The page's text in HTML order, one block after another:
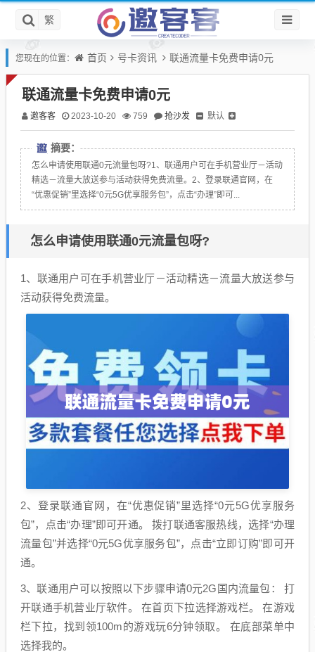
繁
您现在的位置： 首页 号卡资讯 联通流量卡免费申请0元
联通流量卡免费申请0元
邀客客 2023-10-20 759 抢沙发 默认
摘要：
怎么申请使用联通0元流量包呀?1、联通用户可在手机营业厅－活动
精选－流量大放送参与活动获得免费流量。2、登录联通官网，在
“优惠促销”里选择“0元5G优享服务包”，点击“办理”即可...
怎么申请使用联通0元流量包呀?
1、联通用户可在手机营业厅－活动精选－流量大放送参与
活动获得免费流量。
2、登录联通官网，在“优惠促销”里选择“0元5G优享服务
包”，点击“办理”即可开通。 拨打联通客服热线，选择“办理
流量包”并选择“0元5G优享服务包”，点击“立即订购”即可开
通。
3、联通用户可以按照以下步骤申请0元2G国内流量包： 打
开联通手机营业厅软件。 在首页下拉选择游戏栏。 在游戏
栏下拉，找到领100m的游戏玩6分钟领取。 在底部菜单中
选择我的。